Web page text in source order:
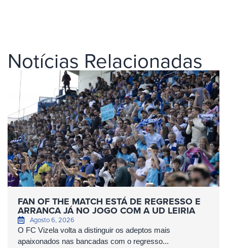
Notícias Relacionadas
FAN OF THE MATCH ESTÁ DE REGRESSO E
ARRANCA JÁ NO JOGO COM A UD LEIRIA
Agosto 6, 2026
O FC Vizela volta a distinguir os adeptos mais
apaixonados nas bancadas com o regresso...